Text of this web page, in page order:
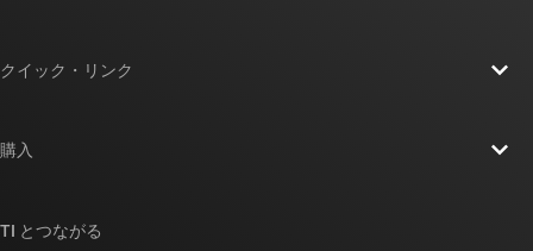
クイック・リンク
クロスリファレンス検索
購入
TI とつながる